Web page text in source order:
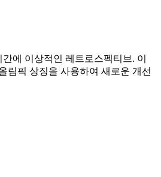
에 이상적인 레트로스펙티브. 이
림픽 상징을 사용하여 새로운 개선